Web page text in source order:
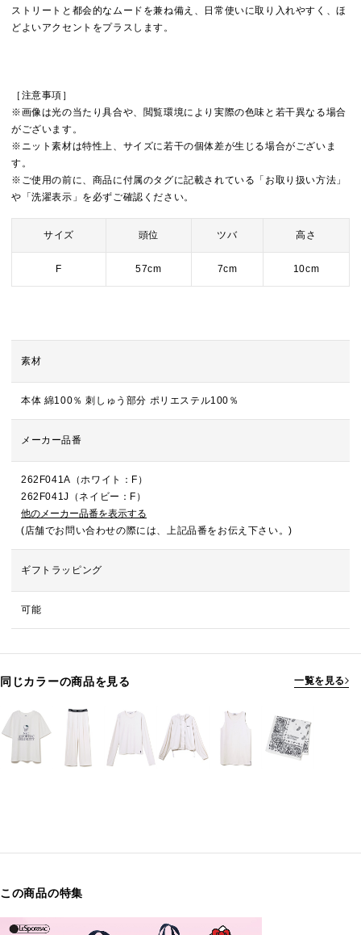
ストリートと都会的なムードを兼ね備え、日常使いに取り入れやすく、ほ
どよいアクセントをプラスします。
［注意事項］
※画像は光の当たり具合や、閲覧環境により実際の色味と若干異なる場合
がございます。
※ニット素材は特性上、サイズに若干の個体差が生じる場合がございま
す。
※ご使用の前に、商品に付属のタグに記載されている「お取り扱い方法」
や「洗濯表示」を必ずご確認ください。
サイズ 頭位 ツバ 高さ
F 57cm 7cm 10cm
素材
本体 綿100％ 刺しゅう部分 ポリエステル100％
メーカー品番
262F041A（ホワイト：F）
262F041J（ネイビー：F）
他のメーカー品番を表示する
(店舗でお問い合わせの際には、上記品番をお伝え下さい。)
ギフトラッピング
可能
同じカラーの商品を見る 一覧を見る
この商品の特集